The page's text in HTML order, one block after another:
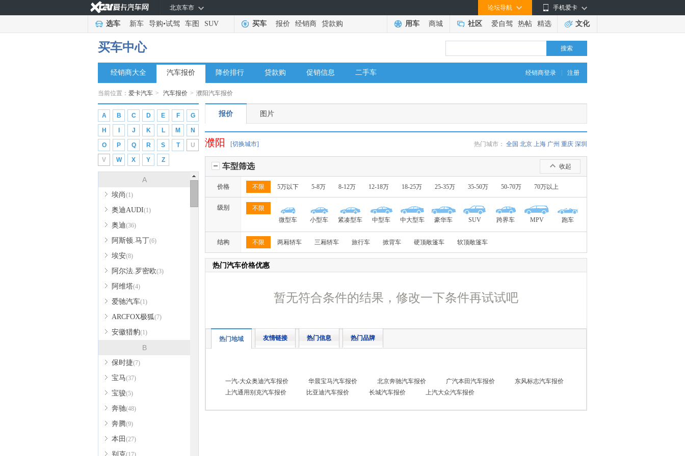
手机爱卡
论坛导航
北京车市
选车 新车 导购•试驾 车图 SUV 买车 报价 经销商 贷款购 用车 商城 社区 爱自驾 热帖 精选 文化
买车中心 搜索
经销商登录 注册
经销商大全 汽车报价 降价排行 贷款购 促销信息 二手车
当前位置： 爱卡汽车 > 汽车报价 > 濮阳汽车报价
A B C D E F G
H J K L M N
O P Q R S T U
V W X Y Z
A
埃尚(1)
奥迪AUDI(1)
奥迪(36)
阿斯顿.马丁(6)
埃安(8)
阿尔法.罗密欧(3)
阿维塔(4)
爱驰汽车(1)
ARCFOX极狐(7)
安徽猎豹(1)
B
保时捷(7)
宝马(37)
宝骏(5)
奔驰(48)
奔腾(9)
本田 (27)
别克(17)
报价 图片
热门城市： 全国 北京 上海 广州 重庆 深圳
濮阳 [切换城市]
收起
车型筛选
价格 不限 5万以下 5-8万 8-12万 12-18万 18-25万 25-35万 35-50万 50-70万 70万以上
级别
不限
微型车
小型车 紧凑型车 中型车 中大型车 豪华车 SUV 跨界车 MPV 跑车
结构 不限 两厢轿车 三厢轿车 旅行车 掀背车 硬顶敞篷车 软顶敞篷车
热门汽车价格优惠
暂无符合条件的结果，修改一下条件再试试吧
热门地域 友情链接 热门信息 热门品牌
一汽-大众奥迪汽车报价 华晨宝马汽车报价 北京奔驰汽车报价 广汽本田汽车报价
东风标志汽车报价
上汽通用别克汽车报价
比亚迪汽车报价 长城汽车报价 上汽大众汽车报价